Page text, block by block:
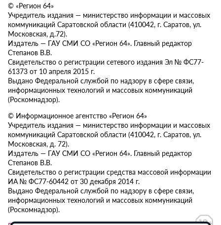
© «Регион 64»
Учредитель издания — министерство информации и массовых
коммуникаций Саратовской области (410042, г. Саратов, ул.
Московская, д.72).
Издатель — ГАУ СМИ СО «Регион 64». Главный редактор
Степанов В.В.
Свидетельство о регистрации сетевого издания Эл № ФС77-
61373 от 10 апреля 2015 г.
Выдано Федеральной службой по надзору в сфере связи,
информационных технологий и массовых коммуникаций
(Роскомнадзор).
© Информационное агентство «Регион 64»
Учредитель издания — министерство информации и массовых
коммуникаций Саратовской области (410042, г. Саратов, ул.
Московская, д. 72).
Издатель — ГАУ СМИ СО «Регион 64». Главный редактор
Степанов В.В.
Свидетельство о регистрации средства массовой информации
ИА № ФС77-60442 от 30 декабря 2014 г.
Выдано Федеральной службой по надзору в сфере связи,
информационных технологий и массовых коммуникаций
(Роскомнадзор).